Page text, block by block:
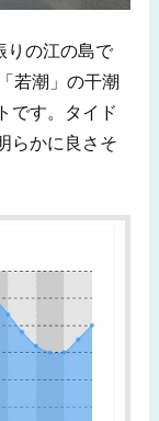
りの江の島で
若潮」の干潮
です。タイド
らかに良さそ